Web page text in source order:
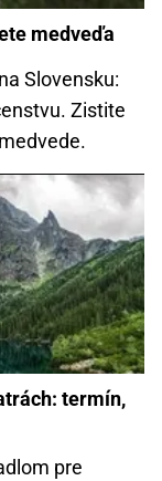
medveďa
Slovensku:
Zistite
termín,
pre